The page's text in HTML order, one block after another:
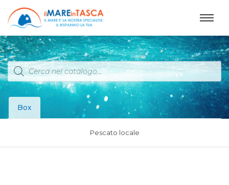
Products
search
Box
Pescato locale